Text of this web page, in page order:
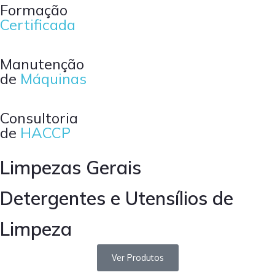
Formação
Certificada
Manutenção
de Máquinas
Consultoria
de HACCP
Limpezas Gerais
Detergentes e Utensílios de
Limpeza
Ver Produtos